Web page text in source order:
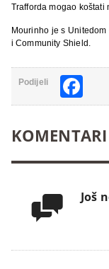
Trafforda mogao koštati
Mourinho je s
i Community Shield.
Podijeli
KOMENTARI
 Još